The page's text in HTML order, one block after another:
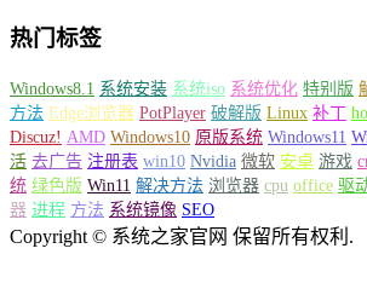
热门标签
Windows8.1 系统安装 系统iso 系统优化 特别版
方法 Edge浏览器 PotPlayer 破解版 Linux 补丁
Discuz! AMD Windows10 原版系统 Windows11
活 去广告 注册表 win10 Nvidia 微软 安卓 游戏
统 绿色版 Win11 解决方法 浏览器 cpu office 驱
器 进程 方法 系统镜像 SEO
Copyright © 系统之家官网 保留所有权利.